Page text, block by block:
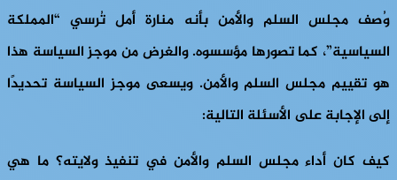
وُصف مجلس السلم والأمن بأنه منارة أمل تُرسي “المملكة
السياسية”، كما تصورها مؤسسوه. والغرض من موجز السياسة هذا
هو تقييم مجلس السلم والأمن. ويسعى موجز السياسة تحديدًا
إلى الإجابة على الأسئلة التالية:
كيف كان أداء مجلس السلم والأمن في تنفيذ ولايته؟ ما هي